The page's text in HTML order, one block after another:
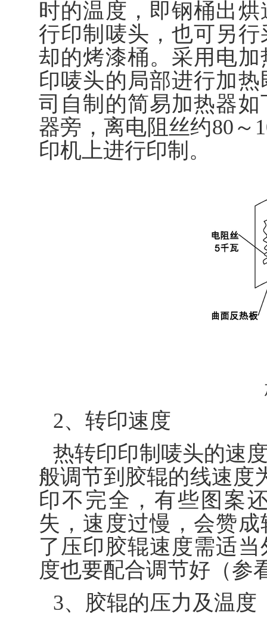
时的温度，即钢桶出
行印制唛头，也可另
却的烤漆桶。采用电
印唛头的局部进行加
司自制的简易加热器
器旁，离电阻丝约80～
印机上进行印制。
2、转印速度
热转印印制唛头的速
般调节到胶辊的线速度
印不完全，有些图案
失，速度过慢，会赞
了压印胶辊速度需适
度也要配合调节好（参
3、胶辊的压力及温度